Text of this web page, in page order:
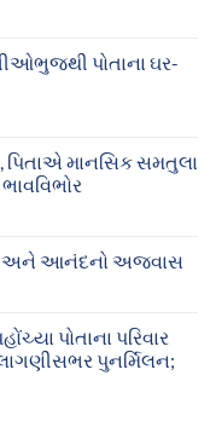
પોતાના ઘર-
પિતાએ માનસિક સમતુલા
અને આનંદનો અજવાસ
પોતાના પરિવાર
પુનર્મિલન;